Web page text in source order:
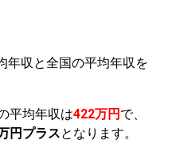
年収と全国の平均年収を
平均年収は422万円 で、
円プラスとなります。